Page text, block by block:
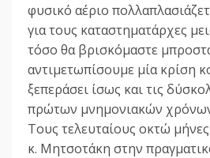
φυσικό αέριο
για τους καταστηματάρχες
τόσο θα βρισκόμαστε
αντιμετωπίσουμε μία κρίση
ξεπεράσει ίσως και τις
πρώτων μνημονιακών
Τους τελευταίους οκτώ μήνες
κ. Μητσοτάκη στην